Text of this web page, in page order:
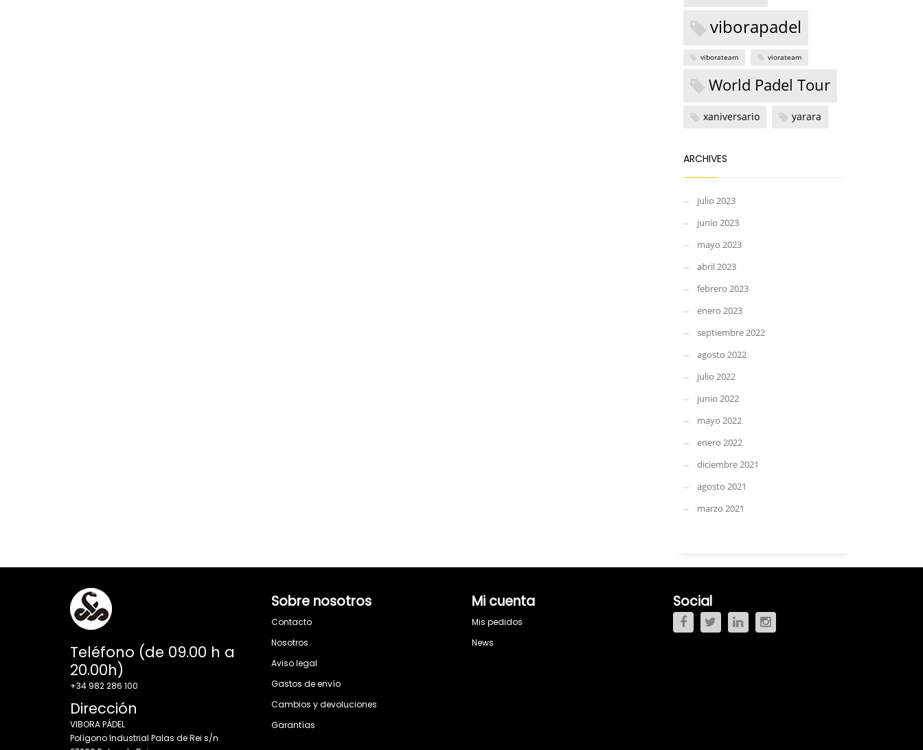
viborapadel
viborateam viorateam
World Padel Tour
xaniversario yarara
ARCHIVES
julio 2023
junio 2023
mayo 2023
abril 2023
febrero 2023
enero 2023
septiembre 2022
agosto 2022
julio 2022
junio 2022
mayo 2022
enero 2022
diciembre 2021
agosto 2021
marzo 2021
Teléfono (de 09.00 h a
20.00h)
+34 982 286 100
Dirección
VIBORA PÁDEL
Polígono Industrial Palas de Rei s/n
Sobre nosotros
Contacto
Nosotros
Aviso legal
Gastos de envío
Cambios y devoluciones
Garantías
Mi cuenta
Mis pedidos
News
Social